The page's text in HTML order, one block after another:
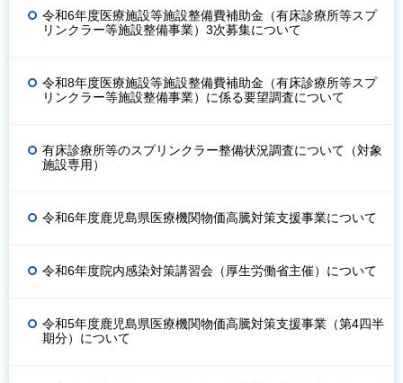
令和6年度医療施設等施設整備費補助金（有床診療所等スプ
リンクラー等施設整備事業）3次募集について
令和8年度医療施設等施設整備費補助金（有床診療所等スプ
リンクラー等施設整備事業）に係る要望調査について
有床診療所等のスプリンクラー整備状況調査について（対象
施設専用）
令和6年度鹿児島県医療機関物価高騰対策支援事業について
令和6年度院内感染対策講習会（厚生労働省主催）について
令和5年度鹿児島県医療機関物価高騰対策支援事業（第4四半
期分）について